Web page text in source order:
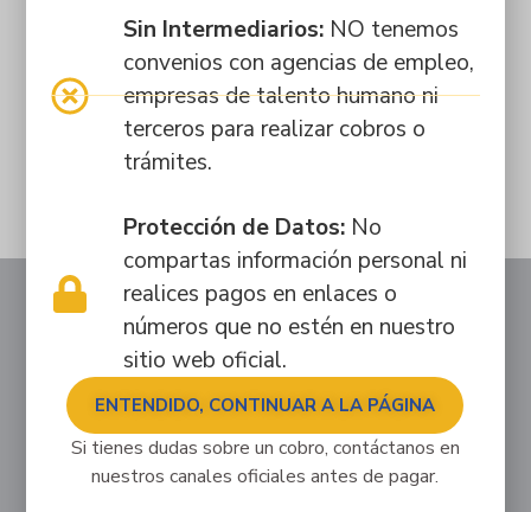
enseñar, servir y
crecer con
nosotros.
Sin Intermediarios:NO tenemos
convenios con agencias de empleo,
empresas de talento humano ni
terceros para realizar cobros o
trámites.
Protección de Datos:No
compartas información personal ni
realices pagos en enlaces o
números que no estén en nuestro
sitio web oficial.
ENTENDIDO, CONTINUAR A LA PÁGINA
Si tienes dudas sobre un cobro, contáctanos en
nuestros canales oficiales antes de pagar.